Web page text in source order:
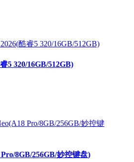
5 320/16GB/512GB)
8GB/256GB/妙控键盘)